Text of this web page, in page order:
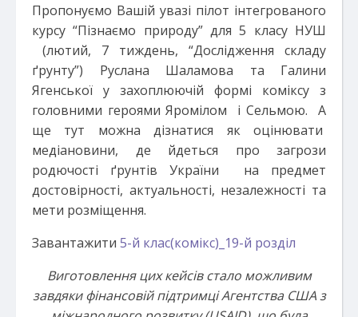
Пропонуємо Вашій увазі пілот інтегрованого
курсу “Пізнаємо природу” для 5 класу НУШ
(лютий, 7 тиждень, “Дослідження складу
ґрунту”) Руслана Шаламова та Галини
Ягенської у захоплюючій формі коміксу з
головними героями Яромілом і Сельмою. А
ще тут можна дізнатися як оцінювати
медіановини, де йдеться про загрози
родючості ґрунтів України на предмет
достовірності, актуальності, незалежності та
мети розміщення.
Завантажити 5-й клас(комікс)_19-й розділ
Виготовлення цих кейсів стало можливим
завдяки фінансовій підтримці Агентства США з